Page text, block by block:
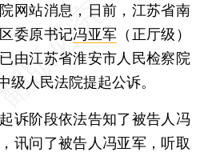
站消息，日前，江苏省南
委原书记冯亚军 （正厅级）
由江苏省淮安市人民检察院
级人民法院提起公诉。
阶段依法告知了被告人冯
讯问了被告人冯亚军，听取